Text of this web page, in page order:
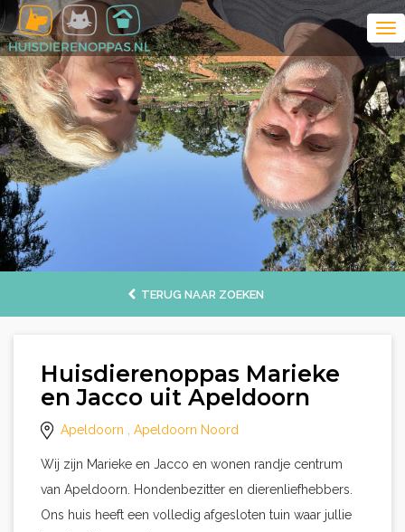
TERUG NAAR ZOEKEN
Huisdierenoppas Marieke
en Jacco uit Apeldoorn
Apeldoorn , Apeldoorn Noord
Wij zijn Marieke en Jacco en wonen randje centrum
van Apeldoorn. Hondenbezitter en dierenliefhebbers.
Ons huis heeft een volledig afgesloten tuin waar jullie